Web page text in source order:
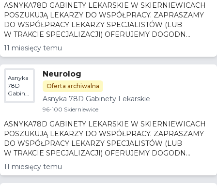
ASNYKA78D GABINETY LEKARSKIE W SKIERNIEWICACH
POSZUKUJĄ LEKARZY DO WSPÓŁPRACY. ZAPRASZAMY
DO WSPÓŁPRACY LEKARZY SPECJALISTÓW (LUB
W TRAKCIE SPECJALIZACJI) OFERUJEMY DOGODN...
11 miesięcy temu
Asnyka
78D
Gabinety
Lekarskie
Neurolog
Oferta archiwalna
Asnyka 78D Gabinety Lekarskie
96-100 Skierniewice
ASNYKA78D GABINETY LEKARSKIE W SKIERNIEWICACH
POSZUKUJĄ LEKARZY DO WSPÓŁPRACY. ZAPRASZAMY
DO WSPÓŁPRACY LEKARZY SPECJALISTÓW (LUB
W TRAKCIE SPECJALIZACJI) OFERUJEMY DOGODN...
11 miesięcy temu